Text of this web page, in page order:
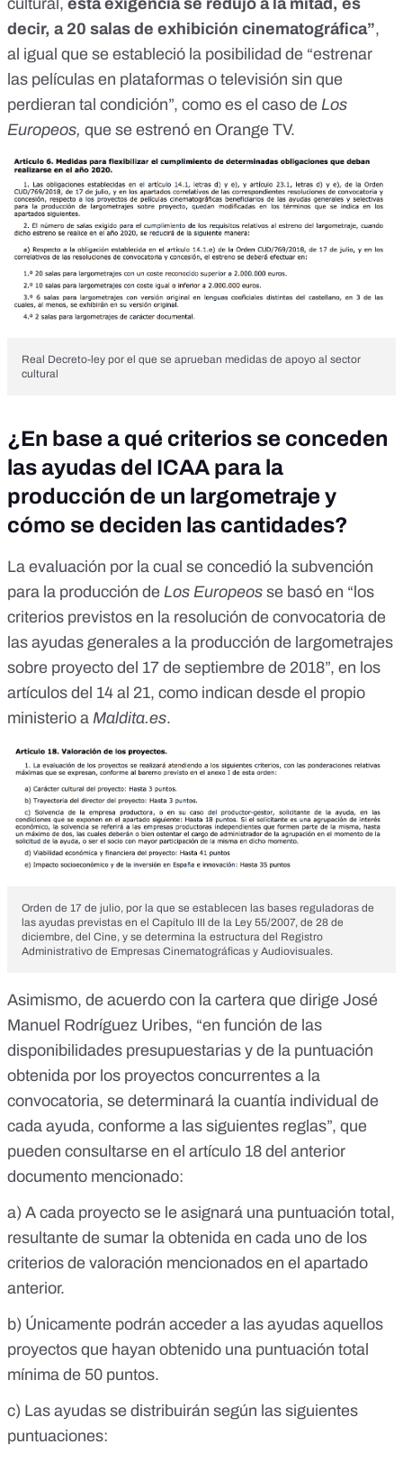
cultural , esta exigencia se redujo a la mitad, es
decir, a 20 salas de exhibición cinematográfica”,
al igual que se estableció la posibilidad de “estrenar
las películas en plataformas o televisión sin que
perdieran tal condición”, como es el caso de Los
Europeos, que se estrenó en Orange TV.
Real Decreto-ley por el que se aprueban medidas de apoyo al sector
cultural
¿En base a qué criterios se conceden
las ayudas del ICAA para la
producción de un largometraje y
cómo se deciden las cantidades?
La evaluación por la cual se concedió la subvención
para la producción de Los Europeos se basó en “los
criterios previstos en la resolución de convocatoria de
las ayudas generales a la producción de largometrajes
sobre proyecto del 17 de septiembre de 2018”, en los
artículos del 14 al 21, como indican desde el propio
ministerio a Maldita.es.
Orden de 17 de julio, por la que se establecen las bases reguladoras de
las ayudas previstas en el Capítulo III de la Ley 55/2007, de 28 de
diciembre, del Cine, y se determina la estructura del Registro
Administrativo de Empresas Cinematográficas y Audiovisuales.
Asimismo, de acuerdo con la cartera que dirige José
Manuel Rodríguez Uribes, “en función de las
disponibilidades presupuestarias y de la puntuación
obtenida por los proyectos concurrentes a la
convocatoria, se determinará la cuantía individual de
cada ayuda, conforme a las siguientes reglas”, que
pueden consultarse en el artículo 18 del anterior
documento mencionado:
a) A cada proyecto se le asignará una puntuación total,
resultante de sumar la obtenida en cada uno de los
criterios de valoración mencionados en el apartado
anterior.
b) Únicamente podrán acceder a las ayudas aquellos
proyectos que hayan obtenido una puntuación total
mínima de 50 puntos.
c) Las ayudas se distribuirán según las siguientes
puntuaciones: